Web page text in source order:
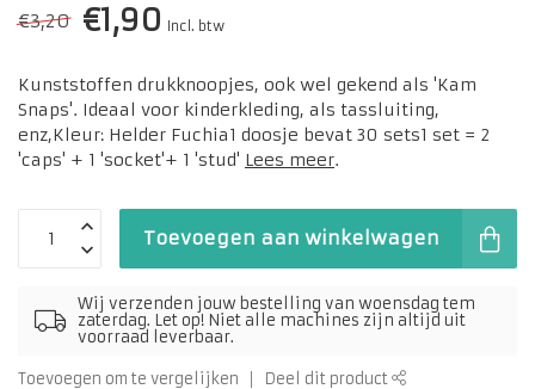
€3,20 €1,90 Incl. btw
Kunststoffen drukknoopjes, ook wel gekend als 'Kam
Snaps'. Ideaal voor kinderkleding, als tassluiting,
enz,Kleur: Helder Fuchia1 doosje bevat 30 sets1 set = 2
'caps' + 1 'socket'+ 1 'stud' Lees meer.
Toevoegen aan winkelwagen
Wij verzenden jouw bestelling van woensdag tem
zaterdag. Let op! Niet alle machines zijn altijd uit
voorraad leverbaar.
Toevoegen om te vergelijken Deel dit product